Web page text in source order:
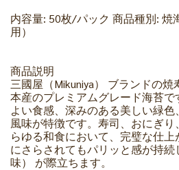
内容量: 50枚/パック 商品種別: 焼
用）
商品説明
三國屋（Mikuniya） ブランドの
本産のプレミアムグレード海苔
よい食感、深みのある美しい緑
風味が特徴です。寿司、おにぎ
らゆる和食において、完璧な仕
にさらされてもパリッと感が持続
味） が際立ちます。